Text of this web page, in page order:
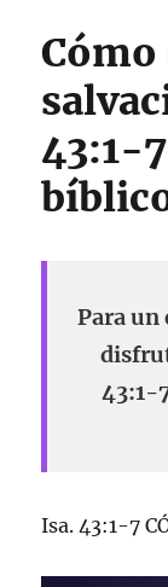
43:1-
Para un
43:1-
Isa. 43:1-7